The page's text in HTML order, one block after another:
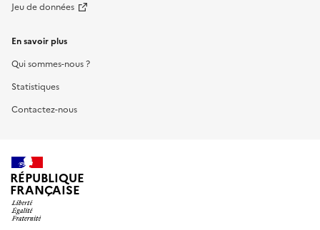
Jeu de données
En savoir plus
Qui sommes-nous ?
Statistiques
Contactez-nous
RÉPUBLIQUE
FRANÇAISE